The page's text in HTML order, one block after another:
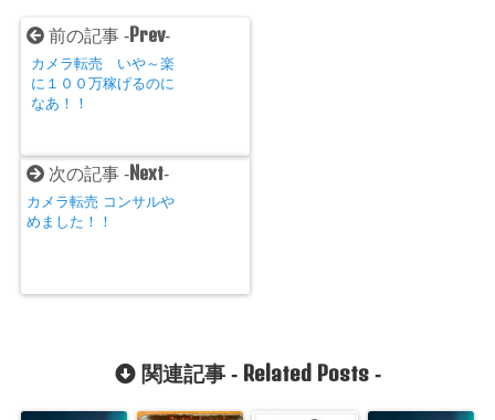
前の記事 - Prev-
カメラ転売 いや～楽
に１００万稼げるのに
なあ！！
次の記事 - Next-
カメラ転売 コンサルや
めました！！
関連記事 - Related Posts-